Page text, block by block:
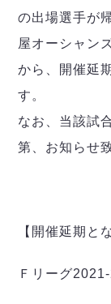
試合日程・結果
大会概要
アリーナ情報
チケット情報
過去の記録
ヴィンセド
アグレミー
デウソン神
担当審判員
選手の通算
バルドラー
フウガドー
湘南ベルマ
名古屋オー
DIVISION02
の出場選手が
屋オーシャン
から、開催延
す。
なお、当該試
第、お知らせ
【開催延期と
Ｆリーグ